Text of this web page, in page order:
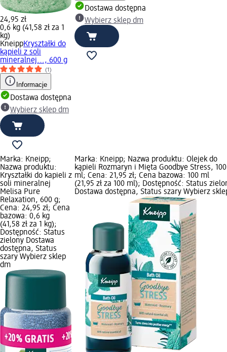
24,95 zł
0,6 kg (41,58 zł za 1
kg)
KneippKryształki do
kąpieli z soli
mineralnej..., 600 g
(1)
Informacje
Dostawa dostępna
Wybierz sklep dm
Dostawa dostępna
Wybierz sklep dm
Marka: Kneipp;
Nazwa produktu:
Kryształki do kapieli z
soli mineralnej
Melisa Pure
Relaxation, 600 g;
Cena: 24,95 zł; Cena
bazowa: 0,6 kg
(41,58 zł za 1 kg);
Dostępność: Status
zielony Dostawa
dostępna, Status
szary Wybierz sklep
dm
Marka: Kneipp; Nazwa produktu: Olejek do
kąpieli Rozmaryn i Mięta Goodbye Stress, 100
ml; Cena: 21,95 zł; Cena bazowa: 100 ml
(21,95 zł za 100 ml); Dostępność: Status
Dostawa dostępna, Status szary Wybierz